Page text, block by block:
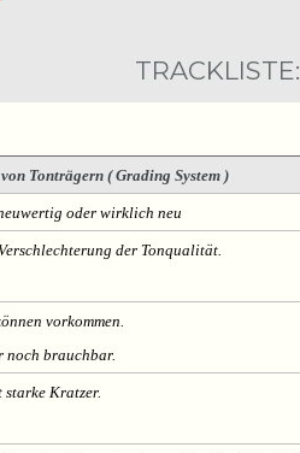
TRACKLISTE:
Tonträgern ( Grading System )
oder wirklich neu
der Tonqualität.
vorkommen.
noch brauchbar.
Kratzer.